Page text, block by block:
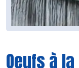
Oeufs à